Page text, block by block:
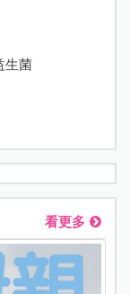
生菌
看更多